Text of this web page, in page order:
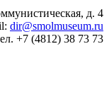
д. 4
dir@smolmuseum.ru
+7 (4812) 38 73 73